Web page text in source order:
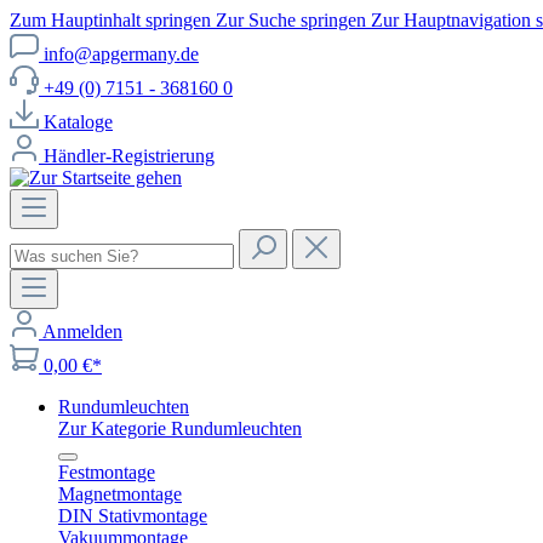
Zum Hauptinhalt springen Zur Suche springen Zur Hauptnavigation
info@apgermany.de
+49 (0) 7151 - 368160 0
Kataloge
Händler-Registrierung
Anmelden
0,00 €*
Rundumleuchten
Zur Kategorie Rundumleuchten
Festmontage
Magnetmontage
DIN Stativmontage
Vakuummontage